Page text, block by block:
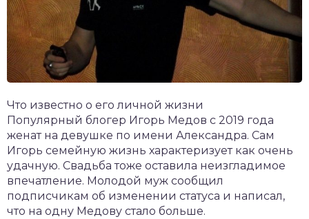
Что известно о его личной жизни
Популярный блогер Игорь Медов с 2019 года
женат на девушке по имени Александра. Сам
Игорь семейную жизнь характеризует как очень
удачную. Свадьба тоже оставила неизгладимое
впечатление. Молодой муж сообщил
подписчикам об изменении статуса и написал,
что на одну Медову стало больше.